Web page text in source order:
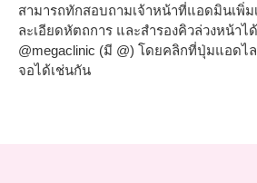
สามารถทักสอบถามเจ้าหน้าที่แอดมินเพิ่ม
ละเอียดหัตถการ และสำรองคิวล่วงหน้าไ
@megaclinic (มี @) โดยคลิกที่ปุ่มแอดไ
จอได้เช่นกัน